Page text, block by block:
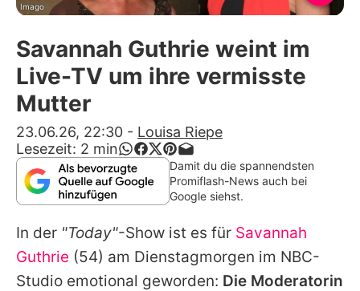
Promiflash Exklusiv
Alle Themen auf Promiflash
App runterladen
Team
Redaktionelle Richtlinien
Impressum
Datenschutzerklärung
Imago
Savannah Guthrie weint im
Live-TV um ihre vermisste
Mutter
23.06.26, 22:30 - Louisa Riepe
Lesezeit: 2 min
Damit du die spannendsten
Promiflash-News auch bei
Google siehst.
In der "Today"-Show ist es für Savannah
Guthrie (54) am Dienstagmorgen im NBC-
Studio emotional geworden: Die Moderatorin